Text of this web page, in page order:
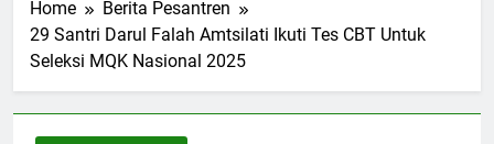
Home
Berita Pesantren
29 Santri Darul Falah Amtsilati Ikuti Tes CBT Untuk
Seleksi MQK Nasional 2025